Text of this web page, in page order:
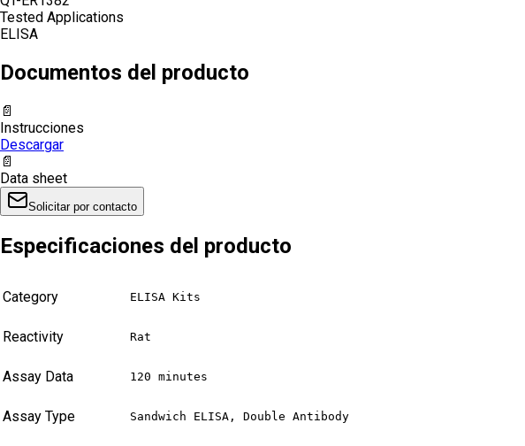
Tested Applications
ELISA
Documentos del producto
📄
Instrucciones
Descargar
📄
Data sheet
Solicitar por contacto
Especificaciones del producto
Category ELISA Kits
Reactivity Rat
Assay Data 120 minutes
Assay Type Sandwich ELISA, Double Antibody